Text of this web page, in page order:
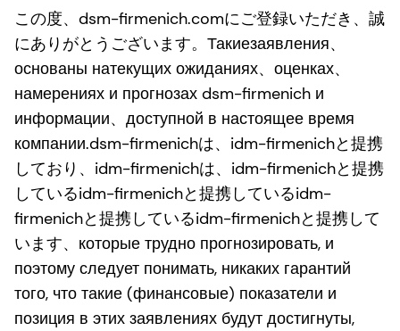
この度、dsm-firmenich.comにご登録いただき、誠
にありがとうございます。Такиезаявления、
основаны натекущих ожиданиях、оценках、
намерениях и прогнозах dsm-firmenich и
информации、доступной в настоящее время
компании.dsm-firmenichは、idm-firmenichと提携
しており、idm-firmenichは、idm-firmenichと提携
しているidm-firmenichと提携しているidm-
firmenichと提携しているidm-firmenichと提携して
います、которые трудно прогнозировать, и
поэтому следует понимать, никаких гарантий
того, что такие (финансовые) показатели и
позиция в этих заявлениях будут достигнуты,